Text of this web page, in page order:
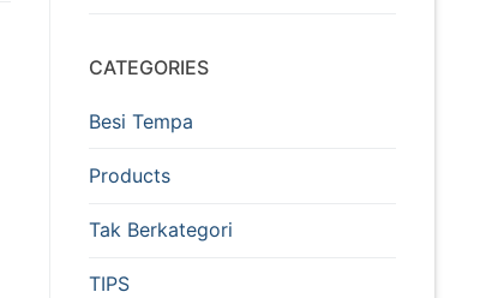
CATEGORIES
Besi Tempa
Products
Tak Berkategori
TIPS